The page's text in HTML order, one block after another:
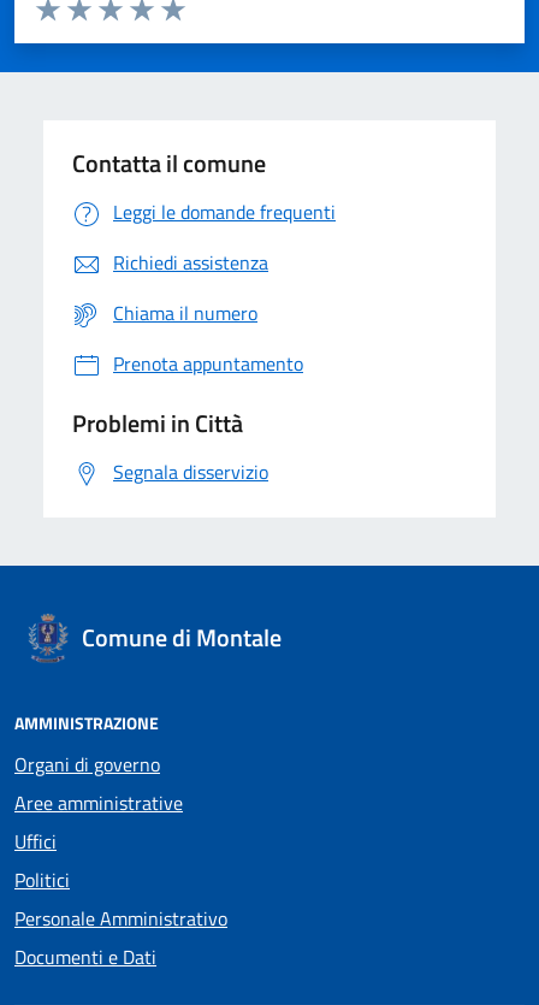
Valuta 5 stelle su 5
Valuta 4 stelle su 5
Valuta 3 stelle su 5
Valuta 2 stelle su 5
Valuta 1 stelle su 5
Contatta il comune
Leggi le domande frequenti
Richiedi assistenza
Chiama il numero
Prenota appuntamento
Problemi in Città
Segnala disservizio
Comune di Montale
AMMINISTRAZIONE
Organi di governo
Aree amministrative
Uffici
Politici
Personale Amministrativo
Documenti e Dati